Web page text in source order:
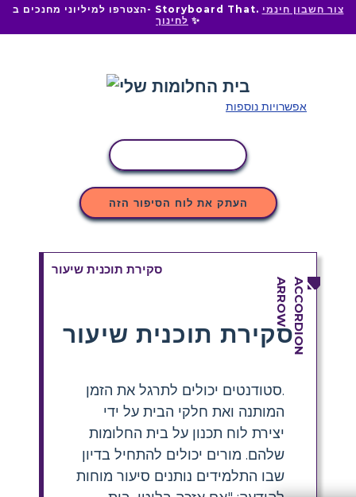
הצטרפו למיליוני מחנכים ב- Storyboard That. צור חשבון חינמי
לחינוך ✨
אפשרויות נוספות
העתק את לוח הסיפור הזה
סקירת תוכנית שיעור
סקירת תוכנית שיעור
.סטודנטים יכולים לתרגל את הזמן
המותנה ואת חלקי הבית על ידי
יצירת לוח תכנון על בית החלומות
שלהם. מורים יכולים להתחיל בדיון
שבו התלמידים נותנים סיעור מוחות